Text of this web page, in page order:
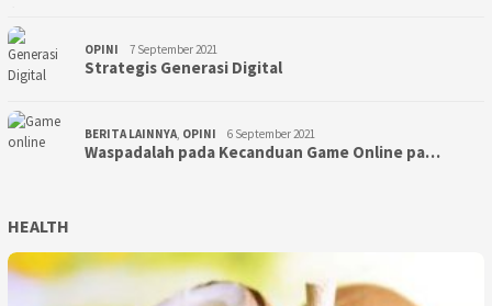
OPINI 7 September 2021
Strategis Generasi Digital
BERITA LAINNYA, OPINI 6 September 2021
Waspadalah pada Kecanduan Game Online pa…
HEALTH